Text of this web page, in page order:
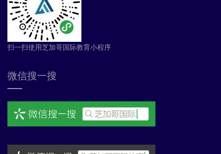
扫一扫使用芝加哥国际教育小程序
微信搜一搜